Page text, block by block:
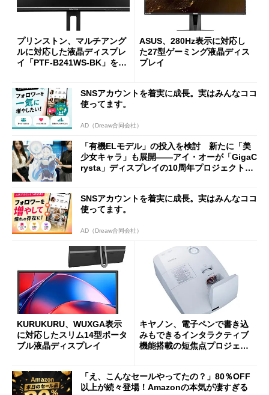
プリンストン、マルチアング
ルに対応した液晶ディスプレ
イ「PTF-B241WS-BK」を発
ASUS、280Hz表示に対応し
た27型ゲーミング液晶ディス
プレイ
SNSアカウントを着実に成長。実はみんなココ
使ってます。
AD（Dreaw合同会社）
「有機ELモデル」の投入を検討 新たに「美
少女キャラ」も展開――アイ・オーが「GigaC
rysta」ディスプレイの10周年プロジェクトを
SNSアカウントを着実に成長。実はみんなココ
使ってます。
AD（Dreaw合同会社）
KURUKURU、WUXGA表示
に対応したスリム14型ポータ
ブル液晶ディスプレイ
キヤノン、電子ペンで書き込
みもできるインタラクティブ
機能搭載の短焦点プロジェク
「え、こんなセールやってたの？」80％OFF
以上が続々登場！Amazonの本気が凄すぎる